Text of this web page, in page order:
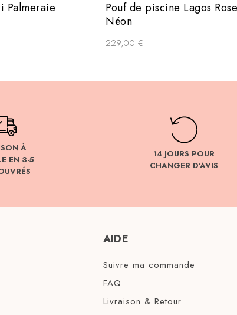
Palmeraie
Pouf de piscine Lagos Rose
Néon
229,00€
À
EN 3-5
14 JOURS POUR
CHANGER D'AVIS
AIDE
Suivre ma commande
FAQ
Livraison & Retour